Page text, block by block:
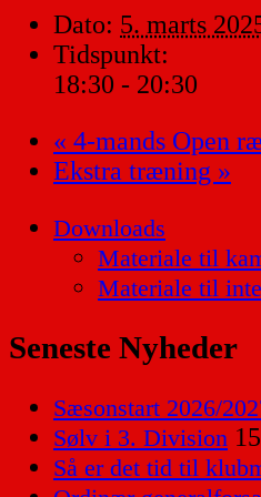
Dato: 5. marts
Tidspunkt:
18:30 - 20:30
« 4-mands Open
Ekstra træning »
Downloads
Materiale til
Materiale til
Seneste Nyheder
Sæsonstart 2026/
Sølv i 3. Division
Så er det tid til